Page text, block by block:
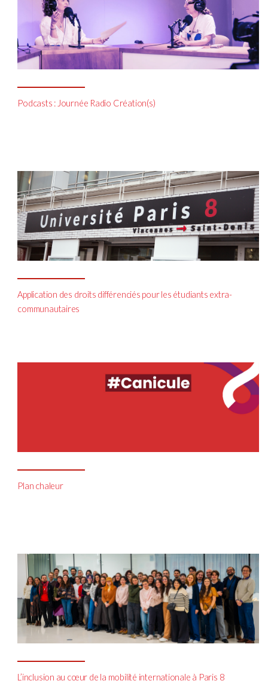
Podcasts : Journée Radio Création(s)
Application des droits différenciés pour les étudiants extra-
communautaires
Plan chaleur
L’inclusion au cœur de la mobilité internationale à Paris 8